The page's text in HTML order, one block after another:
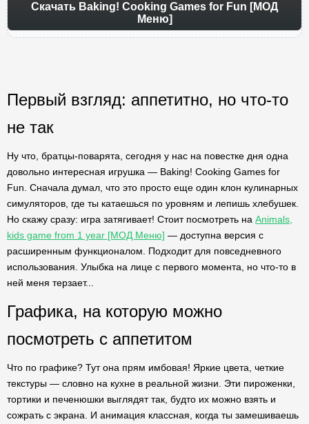
Скачать Baking! Cooking Games for Fun [МОД
Меню]
Первый взгляд: аппетитно, но что-то
не так
Ну что, братцы-поварята, сегодня у нас на повестке дня одна
довольно интересная игрушка — Baking! Cooking Games for
Fun. Сначала думал, что это просто еще один клон кулинарных
симуляторов, где ты катаешься по уровням и лепишь хлебушек.
Но скажу сразу: игра затягивает! Стоит посмотреть на Animals,
kids game from 1 year [МОД Меню] — доступна версия с
расширенным функционалом. Подходит для повседневного
использования. Улыбка на лице с первого момента, но что-то в
ней меня терзает...
Графика, на которую можно
посмотреть с аппетитом
Что по графике? Тут она прям имбовая! Яркие цвета, четкие
текстуры — словно на кухне в реальной жизни. Эти пироженки,
тортики и печенюшки выглядят так, будто их можно взять и
сожрать с экрана. И анимация классная, когда ты замешиваешь